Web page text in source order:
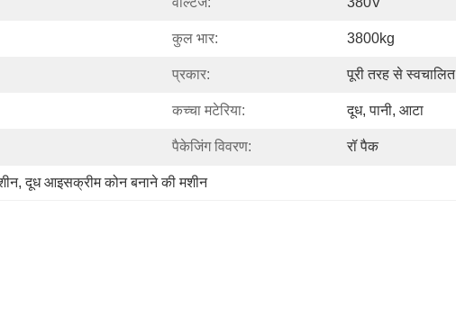
कुल भार: 3800kg
प्रकार: पूरी तरह से स्वचालित
कच्चा मटेरिया: दूध, पानी, आटा
पैकेजिंग विवरण: रॉ पैक
, दूध आइसक्रीम कोन बनाने की मशीन